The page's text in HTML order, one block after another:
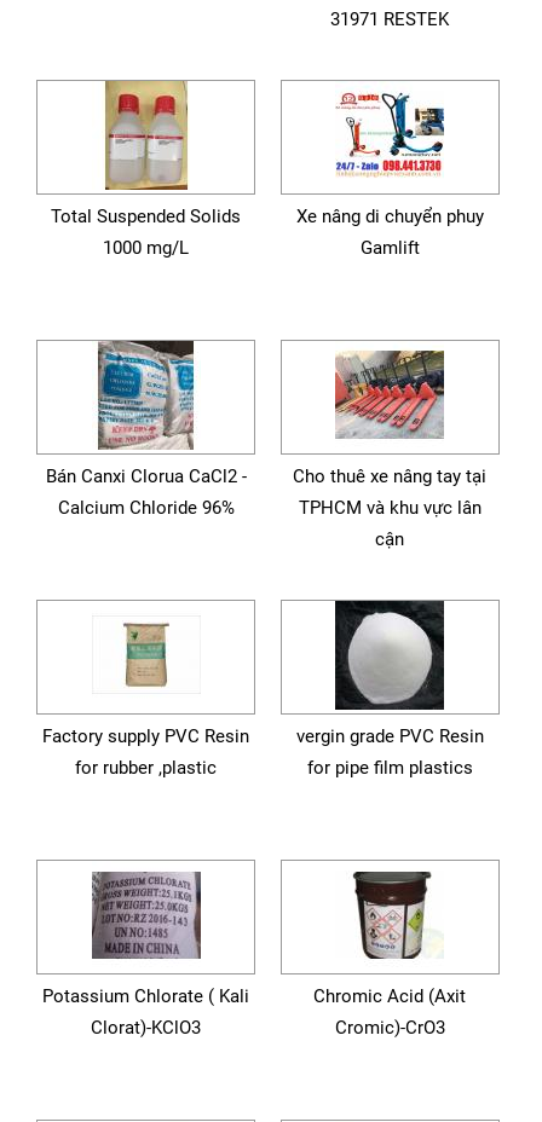
31971 RESTEK
Total Suspended Solids
1000 mg/L
Xe nâng di chuyển phuy
Gamlift
Bán Canxi Clorua CaCl2 -
Calcium Chloride 96%
Cho thuê xe nâng tay tại
TPHCM và khu vực lân
cận
Factory supply PVC Resin
for rubber ,plastic
vergin grade PVC Resin
for pipe film plastics
Potassium Chlorate ( Kali
Clorat)-KClO3
Chromic Acid (Axit
Cromic)-CrO3